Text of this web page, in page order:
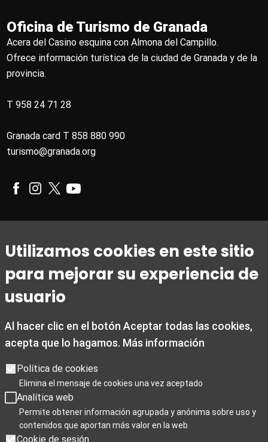
Oficina de Turismo de Granada
Acera del Casino esquina con Almona del Campillo.
Ofrece información turística de la ciudad de Granada y de la
provincia.
T 958 24 71 28
Granada card T 858 880 990
turismo@granada.org
De 1 de marzo a 31 de octubre
De lunes a viernes de 09:00 a 20:00
Sábados de 10:00 a 14:00 y de 15:30 a 19:00
Domingos y festivos de 10:00 a 15:00
De 1 noviembre a 28 de febrero
De lunes a viernes de 09:00 a 19:00
Sábados de 10:00 a 19:00
Domingos y festivos de 10:00 a 15:00
Días de cierre 25 de Navidad, 1 de enero y 6 de enero
Utilizamos cookies en este sitio
para mejorar su experiencia de
usuario
Al hacer clic en el botón Aceptar todas las cookies,
acepta que lo hagamos. Más información
Política de cookies
Elimina el mensaje de cookies una vez aceptado
Analítica web
Permite obtener información agrupada y anónima sobre uso y
contenidos que aportan más valor en la web
Cookie de sesión